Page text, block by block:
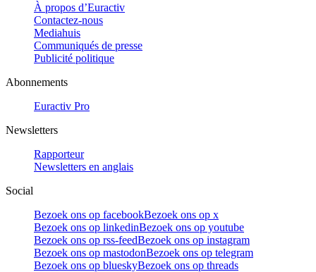
À propos d’Euractiv
Contactez-nous
Mediahuis
Communiqués de presse
Publicité politique
Abonnements
Euractiv Pro
Newsletters
Rapporteur
Newsletters en anglais
Social
Bezoek ons op facebookBezoek ons op x
Bezoek ons op linkedinBezoek ons op youtube
Bezoek ons op rss-feedBezoek ons op instagram
Bezoek ons op mastodonBezoek ons op telegram
Bezoek ons op blueskyBezoek ons op threads